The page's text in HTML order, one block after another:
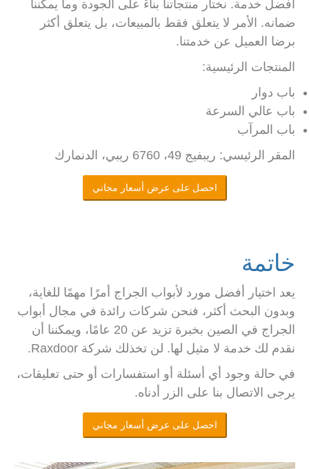
أفضل خدمة. نختار منتجاتنا بناءً على الجودة وما يمكننا
ضمانه. الأمر لا يتعلق فقط بالمبيعات، بل يتعلق أكثر
برضا العميل عن خدمتنا.
المنتجات الرئيسية:
باب دوار
باب عالي السرعة
باب المرآب
المقر الرئيسي: ريبفيج 49، 6760 ريبي، الدنمارك
احصل على عرض أسعار مجاني
خاتمة
يعد اختيار أفضل مورد لأبواب الجراج أمرًا مهمًا للغاية،
وبدون البحث أكثر، فنحن شركات رائدة في مجال أبواب
الجراج في الصين بخبرة تزيد عن 20 عامًا، ويمكننا أن
نقدم لك خدمة لا مثيل لها. لن تخذلك شركة Raxdoor.
في حالة وجود أي أسئلة أو استفسارات أو حتى تعليقات،
يرجى الاتصال بنا على الزر أدناه.
احصل على عرض أسعار مجاني